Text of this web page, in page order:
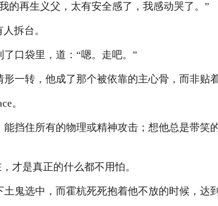
的再生义父，太有安全感了，我感动哭了。”
拆台。
口袋里，道：“嗯。走吧。”
一转，他成了那个被依靠的主心骨，而非贴
。
挡住所有的物理或精神攻击；想他总是带笑
才是真正的什么都不用怕。
鬼选中，而霍杭死死抱着他不放的时候，达